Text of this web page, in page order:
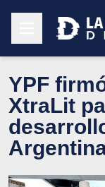
YPF
XtraLit